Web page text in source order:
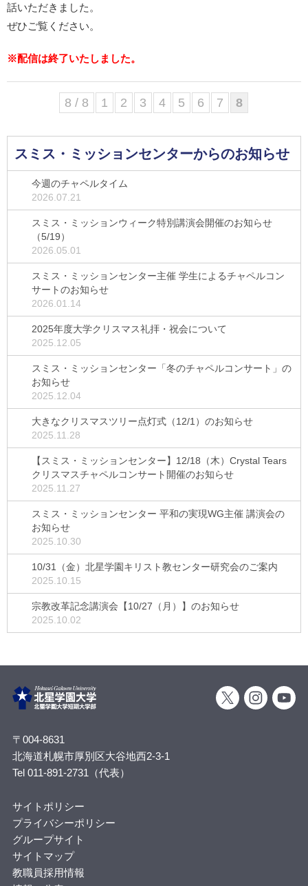
話いただきました。
ぜひご覧ください。
※配信は終了いたしました。
8 / 8 1 2 3 4 5 6 7 8
スミス・ミッションセンターからのお知らせ
今週のチャペルタイム
2026.07.21
スミス・ミッションウィーク特別講演会開催のお知らせ
（5/19）
2026.05.01
スミス・ミッションセンター主催 学生によるチャペルコン
サートのお知らせ
2026.01.14
2025年度大学クリスマス礼拝・祝会について
2025.12.05
スミス・ミッションセンター「冬のチャペルコンサート」の
お知らせ
2025.12.04
大きなクリスマスツリー点灯式（12/1）のお知らせ
2025.11.28
【スミス・ミッションセンター】12/18（木）Crystal Tears
クリスマスチャペルコンサート開催のお知らせ
2025.11.27
スミス・ミッションセンター 平和の実現WG主催 講演会の
お知らせ
2025.10.30
10/31（金）北星学園キリスト教センター研究会のご案内
2025.10.15
宗教改革記念講演会【10/27（月）】のお知らせ
2025.10.02
〒004-8631
北海道札幌市厚別区大谷地西2-3-1
Tel 011-891-2731（代表）
サイトポリシー
プライバシーポリシー
グループサイト
サイトマップ
教職員採用情報